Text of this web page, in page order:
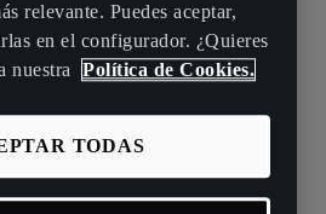
relevante. Puedes aceptar,
en el configurador. ¿Quieres
nuestra Política de Cookies.
TODAS